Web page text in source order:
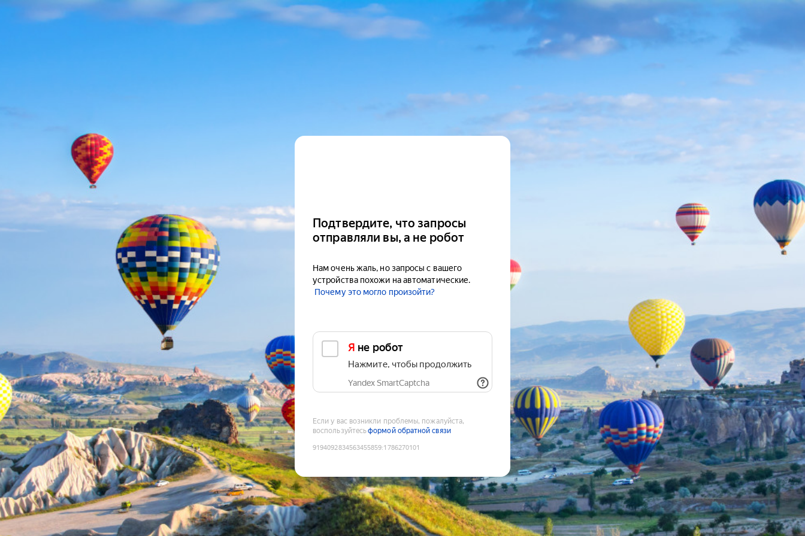
Подтвердите, что запросы
отправляли вы, а не робот
Нам очень жаль, но запросы с вашего
устройства похожи на автоматические.
Почему это могло произойти?
Я не робот
Нажмите, чтобы продолжить
Yandex SmartCaptcha
Если у вас возникли проблемы, пожалуйста,
воспользуйтесьформой обратной связи
9194092834563455859:1786270101